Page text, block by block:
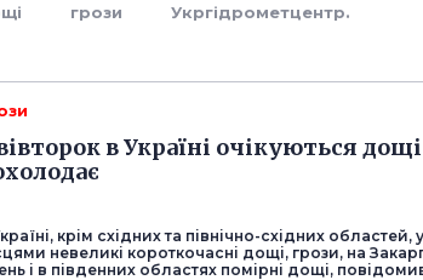
грози Укргідрометцентр.
в Україні очікуються
крім східних та північно-східних областей,
невеликі короткочасні дощі, грози, на
і в південних областях помірні дощі,